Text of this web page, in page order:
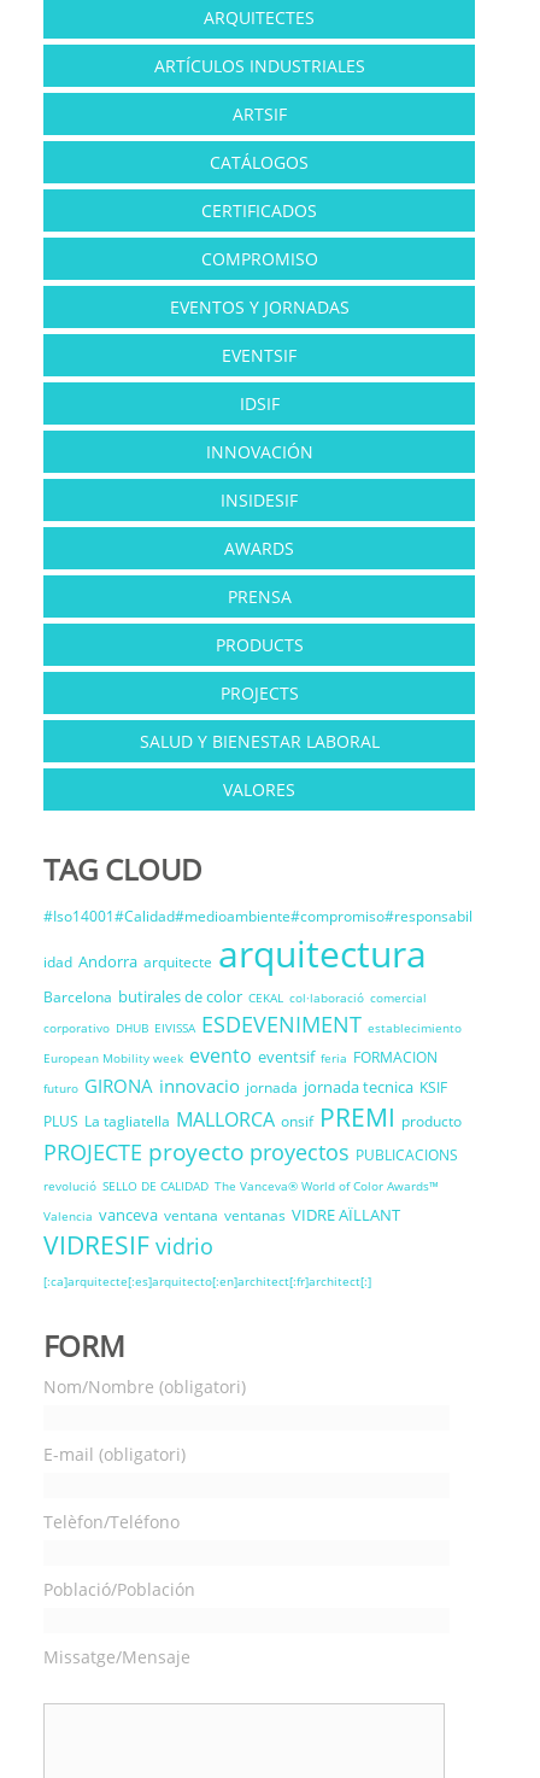
ARQUITECTES
ARTÍCULOS INDUSTRIALES
ARTSIF
CATÁLOGOS
CERTIFICADOS
COMPROMISO
EVENTOS Y JORNADAS
EVENTSIF
IDSIF
INNOVACIÓN
INSIDESIF
AWARDS
PRENSA
PRODUCTS
PROJECTS
SALUD Y BIENESTAR LABORAL
VALORES
TAG CLOUD
#Iso14001#Calidad#medioambiente#compromiso#responsabil
idad Andorra arquitecte arquitectura
Barcelona butirales de color CEKAL col·laboració comercial
corporativo DHUB EIVISSA ESDEVENIMENT establecimiento
European Mobility week evento eventsif feria FORMACION
futuro GIRONA innovacio jornada jornada tecnica KSIF
PLUS La tagliatella MALLORCA onsif PREMI producto
PROJECTE proyecto proyectos PUBLICACIONS
revolució SELLO DE CALIDAD The Vanceva® World of Color Awards™
Valencia vanceva ventana ventanas VIDRE AÏLLANT
VIDRESIF vidrio
[:ca]arquitecte[:es]arquitecto[:en]architect[:fr]architect[:]
FORM
Nom/Nombre (obligatori)
E-mail (obligatori)
Telèfon/Teléfono
Població/Población
Missatge/Mensaje